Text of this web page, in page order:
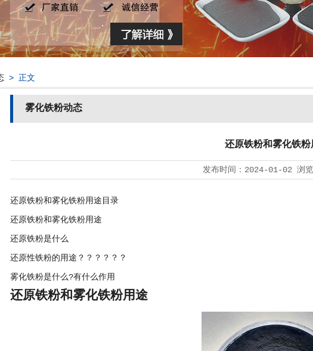
> 正文
雾化铁粉动态
还原铁粉和雾化铁粉
发布时间： 2024-01-02 浏览
还原铁粉和雾化铁粉用途目录
还原铁粉和雾化铁粉用途
还原铁粉是什么
还原性铁粉的用途？？？？？？
雾化铁粉是什么?有什么作用
还原铁粉和雾化铁粉用途